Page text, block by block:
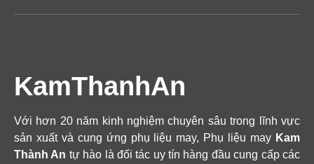
KamThanhAn
Với hơn 20 năm kinh nghiệm chuyên sâu trong lĩnh vực
sản xuất và cung ứng phụ liệu may, Phụ liệu may Kam
Thành An tự hào là đối tác uy tín hàng đầu cung cấp các